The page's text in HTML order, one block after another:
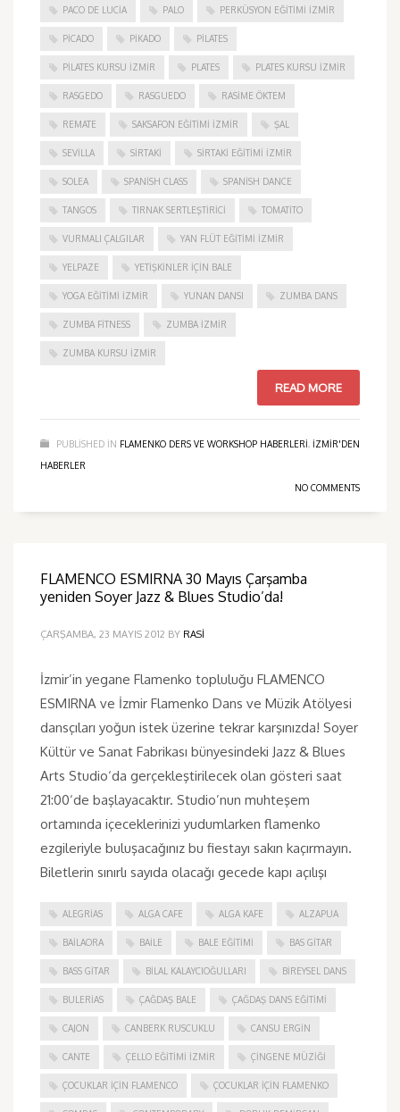
PACO DE LUCIA PALO PERKÜSYON EĞITIMI İZMIR
PICADO PIKADO PILATES
PILATES KURSU İZMIR PLATES PLATES KURSU İZMIR
RASGEDO RASGUEDO RASIME ÖKTEM
REMATE SAKSAFON EĞITIMI İZMIR ŞAL
SEVILLA SIRTAKI SIRTAKI EĞITIMI İZMIR
SOLEA SPANISH CLASS SPANISH DANCE
TANGOS TIRNAK SERTLEŞTIRICI TOMATITO
VURMALI ÇALGILAR YAN FLÜT EĞITIMI İZMIR
YELPAZE YETIŞKINLER IÇIN BALE
YOGA EĞITIMI İZMIR YUNAN DANSI ZUMBA DANS
ZUMBA FITNESS ZUMBA İZMIR
ZUMBA KURSU İZMIR
READ MORE
PUBLISHED IN FLAMENKO DERS VE WORKSHOP HABERLERI, IZMIR'DEN
HABERLER
NO COMMENTS
FLAMENCO ESMIRNA 30 Mayıs Çarşamba
yeniden Soyer Jazz & Blues Studio’da!
ÇARŞAMBA, 23 MAYIS 2012 BY RASI
İzmir’in yegane Flamenko topluluğu FLAMENCO
ESMIRNA ve İzmir Flamenko Dans ve Müzik Atölyesi
dansçıları yoğun istek üzerine tekrar karşınızda! Soyer
Kültür ve Sanat Fabrikası bünyesindeki Jazz & Blues
Arts Studio‘da gerçekleştirilecek olan gösteri saat
21:00‘de başlayacaktır. Studio’nun muhteşem
ortamında içeceklerinizi yudumlarken flamenko
ezgileriyle buluşacağınız bu fiestayı sakın kaçırmayın.
Biletlerin sınırlı sayıda olacağı gecede kapı açılışı
ALEGRIAS ALGA CAFE ALGA KAFE ALZAPUA
BAILAORA BAILE BALE EĞITIMI BAS GITAR
BASS GITAR BILAL KALAYCIOĞULLARI BIREYSEL DANS
BULERIAS ÇAĞDAŞ BALE ÇAĞDAŞ DANS EĞITIMI
CAJON CANBERK RUSCUKLU CANSU ERGIN
CANTE ÇELLO EĞITIMI İZMIR ÇINGENE MÜZIĞI
ÇOCUKLAR IÇIN FLAMENCO ÇOCUKLAR IÇIN FLAMENKO